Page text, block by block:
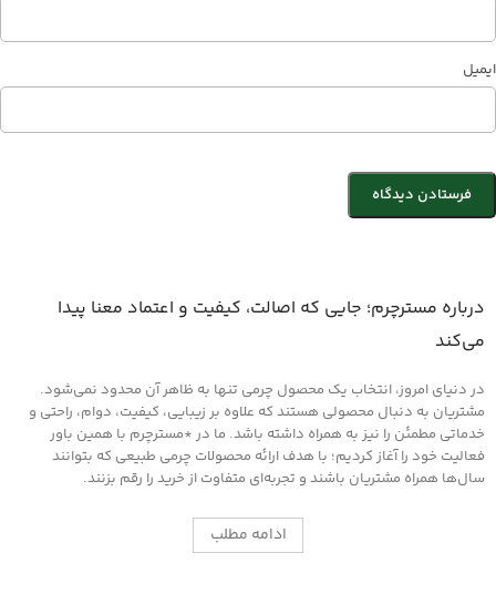
ایمیل
درباره مسترچرم؛ جایی که اصالت، کیفیت و اعتماد معنا پیدا
می‌کند
در دنیای امروز، انتخاب یک محصول چرمی تنها به ظاهر آن محدود نمی‌شود.
مشتریان به دنبال محصولی هستند که علاوه بر زیبایی، کیفیت، دوام، راحتی و
خدماتی مطمئن را نیز به همراه داشته باشد. ما در *مسترچرم با همین باور
فعالیت خود را آغاز کردیم؛ با هدف ارائه محصولات چرمی طبیعی که بتوانند
سال‌ها همراه مشتریان باشند و تجربه‌ای متفاوت از خرید را رقم بزنند.
ادامه مطلب